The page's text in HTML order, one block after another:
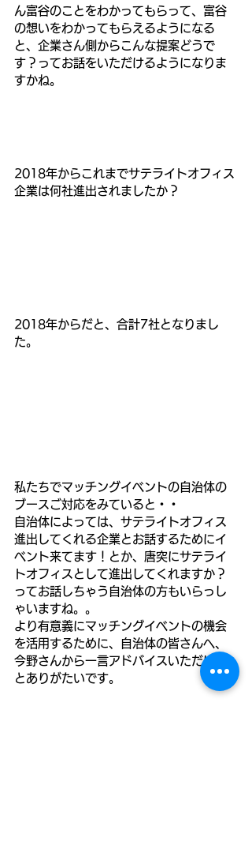
ん富谷のことをわかってもらって、富谷
の想いをわかってもらえるようになる
と、企業さん側からこんな提案どうで
す？ってお話をいただけるようになりま
すかね。
2018年からこれまでサテライトオフィス
企業は何社進出されましたか？
2018年からだと、合計7社となりまし
た。
私たちでマッチングイベントの自治体の
ブースご対応をみていると・・
自治体によっては、サテライトオフィス
進出してくれる企業とお話するためにイ
ベント来てます！とか、唐突にサテライ
トオフィスとして進出してくれますか？
ってお話しちゃう自治体の方もいらっし
ゃいますね。。
より有意義にマッチングイベントの機会
を活用するために、自治体の皆さんへ、
今野さんから一言アドバイスいただける
とありがたいです。